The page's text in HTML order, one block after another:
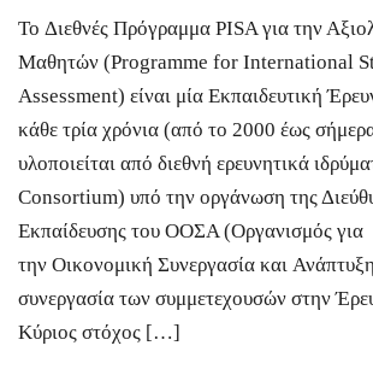
Το Διεθνές Πρόγραμμα PISA για την
Μαθητών (Programme for International
Assessment) είναι μία Εκπαιδευτική
κάθε τρία χρόνια (από το 2000 έως
υλοποιείται από διεθνή ερευνητικά
Consortium) υπό την οργάνωση της
Εκπαίδευσης του ΟΟΣΑ (Οργανισμός για
την Οικονομική Συνεργασία και
συνεργασία των συμμετεχουσών στην
Κύριος στόχος […]